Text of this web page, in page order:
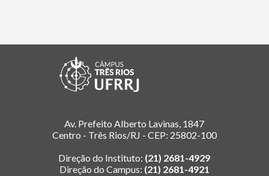
Av. Prefeito Alberto Lavinas, 1847
Centro - Três Rios/RJ - CEP: 25802-100
Direção do Instituto: (21) 2681-4929
Direção do Campus: (21) 2681-4921